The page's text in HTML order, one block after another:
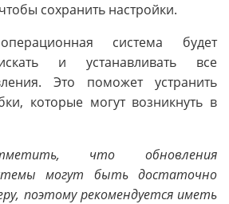
сохранить настройки.
система будет
и устанавливать все
Это поможет устранить
которые могут возникнуть в
что обновления
могут быть достаточно
поэтому рекомендуется иметь